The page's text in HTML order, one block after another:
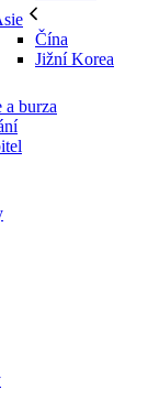
Čína
Jižní Korea
a burza